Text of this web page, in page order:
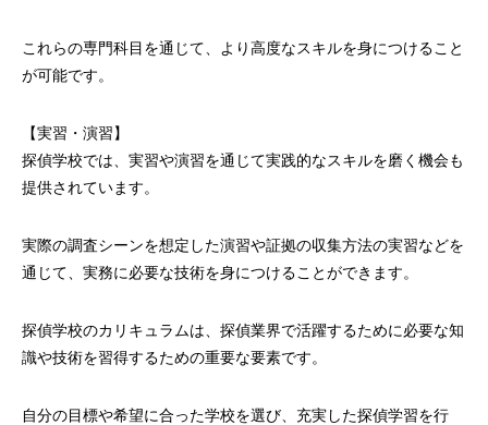
これらの専門科目を通じて、より高度なスキルを身につけること
が可能です。
【実習・演習】
探偵学校では、実習や演習を通じて実践的なスキルを磨く機会も
提供されています。
実際の調査シーンを想定した演習や証拠の収集方法の実習などを
通じて、実務に必要な技術を身につけることができます。
探偵学校のカリキュラムは、探偵業界で活躍するために必要な知
識や技術を習得するための重要な要素です。
自分の目標や希望に合った学校を選び、充実した探偵学習を行